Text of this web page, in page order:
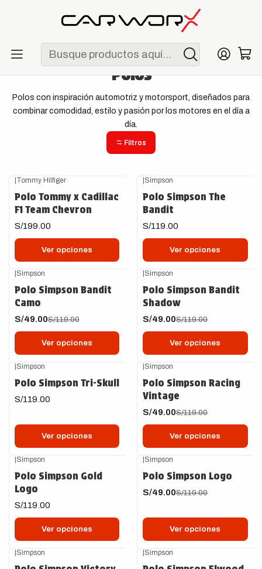
ENVÍO GRATIS POR COMPRAS MAYORES A S/ 250
Polos
Polos con inspiración automotriz y motorsport, diseñados para
combinar comodidad, estilo y pasión por los motores en el día a
día.
Filtros
Tommy Hilfiger
Polo Tommy x Cadillac
F1 Team Chevron
S/199.00
Ver opciones
Simpson
Polo Simpson The
Bandit
S/119.00
Ver opciones
Simpson
Polo Simpson Bandit
Camo
S/49.00S/119.00
Ver opciones
Simpson
Polo Simpson Bandit
Shadow
S/49.00S/119.00
Ver opciones
Simpson
Polo Simpson Tri-Skull
S/119.00
Ver opciones
Simpson
Polo Simpson Racing
Vintage
S/49.00S/119.00
Ver opciones
Simpson
Polo Simpson Gold
Logo
S/119.00
Ver opciones
Simpson
Polo Simpson Logo
S/49.00S/119.00
Ver opciones
Simpson Simpson